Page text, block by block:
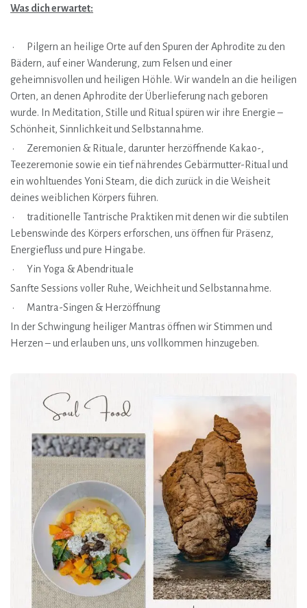
Was dich erwartet:
• Pilgern an heilige Orte auf den Spuren der Aphrodite zu den
Bädern, auf einer Wanderung, zum Felsen und einer
geheimnisvollen und heiligen Höhle. Wir wandeln an die heiligen
Orten, an denen Aphrodite der Überlieferung nach geboren
wurde. In Meditation, Stille und Ritual spüren wir ihre Energie –
Schönheit, Sinnlichkeit und Selbstannahme.
• Zeremonien & Rituale, darunter herzöffnende Kakao-,
Teezeremonie sowie ein tief nährendes Gebärmutter-Ritual und
ein wohltuendes Yoni Steam, die dich zurück in die Weisheit
deines weiblichen Körpers führen.
• traditionelle Tantrische Praktiken mit denen wir die subtilen
Lebenswinde des Körpers erforschen, uns öffnen für Präsenz,
Energiefluss und pure Hingabe.
• Yin Yoga & Abendrituale
Sanfte Sessions voller Ruhe, Weichheit und Selbstannahme.
• Mantra-Singen & Herzöffnung
In der Schwingung heiliger Mantras öffnen wir Stimmen und
Herzen – und erlauben uns, uns vollkommen hinzugeben.